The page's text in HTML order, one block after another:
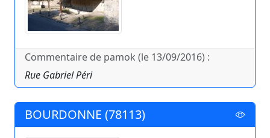
Commentaire de pamok (le 13/09/2016) :
Rue Gabriel Péri
BOURDONNE (78113)